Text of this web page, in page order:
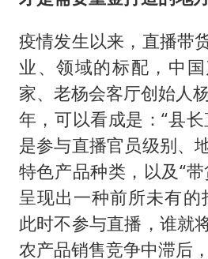
疫情发生以来，直播带
业、领域的标配，中
家、老杨会客厅创始人
年，可以看成是：“县
是参与直播官员级别、
特色产品种类，以及“
呈现出一种前所未有的
此时不参与直播，谁就
农产品销售竞争中滞后